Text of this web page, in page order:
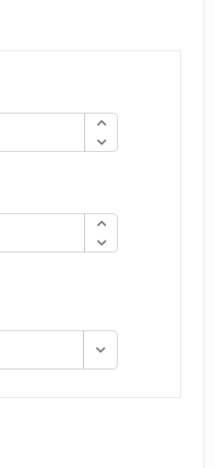
Jinan PDM
KDF